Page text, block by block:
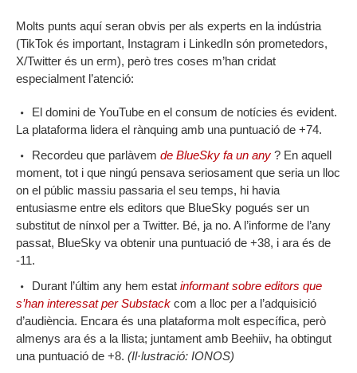
Molts punts aquí seran obvis per als experts en la indústria
(TikTok és important, Instagram i LinkedIn són prometedors,
X/Twitter és un erm), però tres coses m’han cridat
especialment l’atenció:
El domini de YouTube en el consum de notícies és evident.
La plataforma lidera el rànquing amb una puntuació de +74.
Recordeu que parlàvem de BlueSky fa un any ? En aquell
moment, tot i que ningú pensava seriosament que seria un lloc
on el públic massiu passaria el seu temps, hi havia
entusiasme entre els editors que BlueSky pogués ser un
substitut de nínxol per a Twitter. Bé, ja no. A l’informe de l’any
passat, BlueSky va obtenir una puntuació de +38, i ara és de
-11.
Durant l’últim any hem estat informant sobre editors que
s’han interessat per Substack com a lloc per a l’adquisició
d’audiència. Encara és una plataforma molt específica, però
almenys ara és a la llista; juntament amb Beehiiv, ha obtingut
una puntuació de +8. (Il·lustració: IONOS)